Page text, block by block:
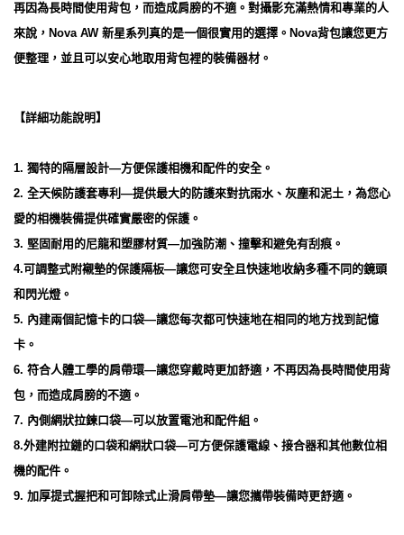
再因為長時間使用背包，而造成肩膀的不適。對攝影充滿熱情和專業的人
來說，Nova AW 新星系列真的是一個很實用的選擇。Nova背包讓您更方
便整理，並且可以安心地取用背包裡的裝備器材。
【詳細功能說明】
1. 獨特的隔層設計—方便保護相機和配件的安全。
2. 全天候防護套專利—提供最大的防護來對抗雨水、灰塵和泥土，為您心
愛的相機裝備提供確實嚴密的保護。
3. 堅固耐用的尼龍和塑膠材質—加強防潮、撞擊和避免有刮痕。
4.可調整式附襯墊的保護隔板—讓您可安全且快速地收納多種不同的鏡頭
和閃光燈。
5. 內建兩個記憶卡的口袋—讓您每次都可快速地在相同的地方找到記憶
卡。
6. 符合人體工學的肩帶環—讓您穿戴時更加舒適，不再因為長時間使用背
包，而造成肩膀的不適。
7. 內側網狀拉鍊口袋—可以放置電池和配件組。
8.外建附拉鏈的口袋和網狀口袋—可方便保護電線、接合器和其他數位相
機的配件。
9. 加厚提式握把和可卸除式止滑肩帶墊—讓您攜帶裝備時更舒適。